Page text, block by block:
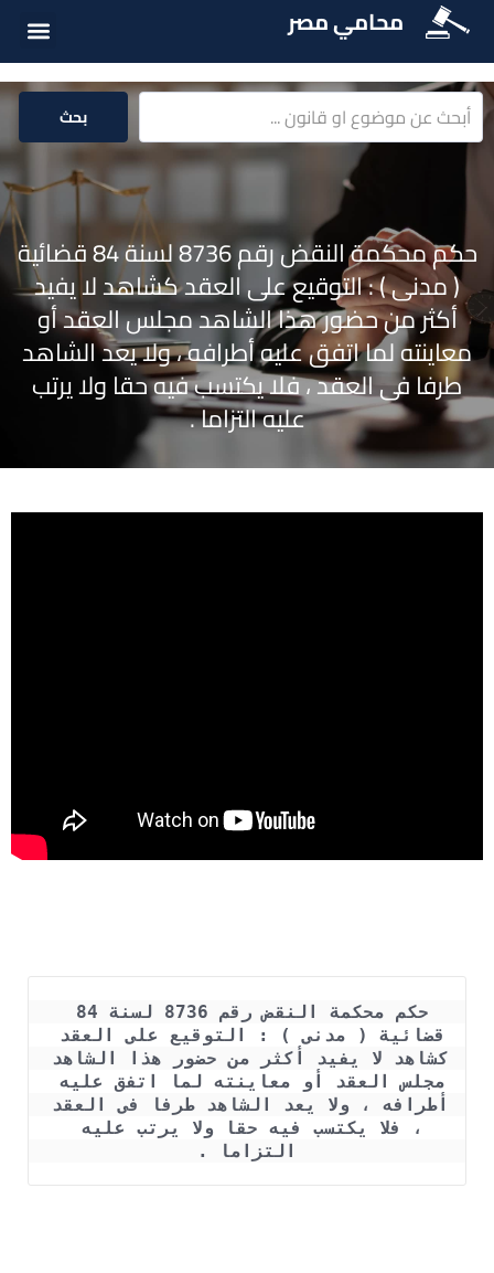
محامي مصر
بحث
حكم محكمة النقض رقم 8736 لسنة 84 قضائية
( مدنى ) : التوقيع على العقد كشاهد لا يفيد
أكثر من حضور هذا الشاهد مجلس العقد أو
معاينته لما اتفق عليه أطرافه ، ولا يعد الشاهد
طرفا فى العقد ، فلا يكتسب فيه حقا ولا يرتب
عليه التزاما .
التزاما .